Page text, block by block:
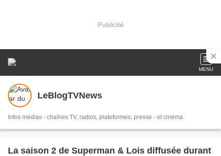
Publicité
MENU
LeBlogTVNews
Infos médias - chaînes TV, radios, plateformes, presse - et cinéma.
La saison 2 de Superman & Lois diffusée durant